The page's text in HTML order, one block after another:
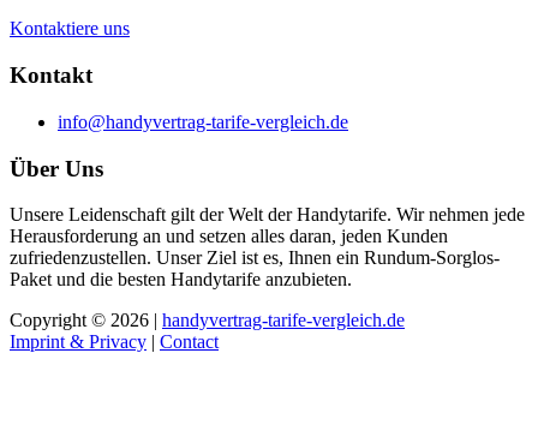
Kontaktiere uns
Kontakt
info@handyvertrag-tarife-vergleich.de
Über Uns
Unsere Leidenschaft gilt der Welt der Handytarife. Wir nehmen jede
Herausforderung an und setzen alles daran, jeden Kunden
zufriedenzustellen. Unser Ziel ist es, Ihnen ein Rundum-Sorglos-
Paket und die besten Handytarife anzubieten.
Copyright © 2026 | handyvertrag-tarife-vergleich.de
Imprint & Privacy | Contact